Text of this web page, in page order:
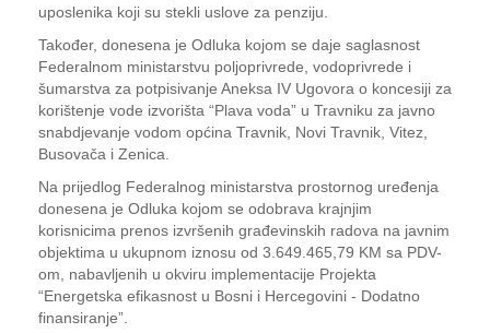
uposlenika koji su stekli uslove za penziju.
Također, donesena je Odluka kojom se daje saglasnost
Federalnom ministarstvu poljoprivrede, vodoprivrede i
šumarstva za potpisivanje Aneksa IV Ugovora o koncesiji za
korištenje vode izvorišta “Plava voda” u Travniku za javno
snabdjevanje vodom općina Travnik, Novi Travnik, Vitez,
Busovača i Zenica.
Na prijedlog Federalnog ministarstva prostornog uređenja
donesena je Odluka kojom se odobrava krajnjim
korisnicima prenos izvršenih građevinskih radova na javnim
objektima u ukupnom iznosu od 3.649.465,79 KM sa PDV-
om, nabavljenih u okviru implementacije Projekta
“Energetska efikasnost u Bosni i Hercegovini - Dodatno
finansiranje”.